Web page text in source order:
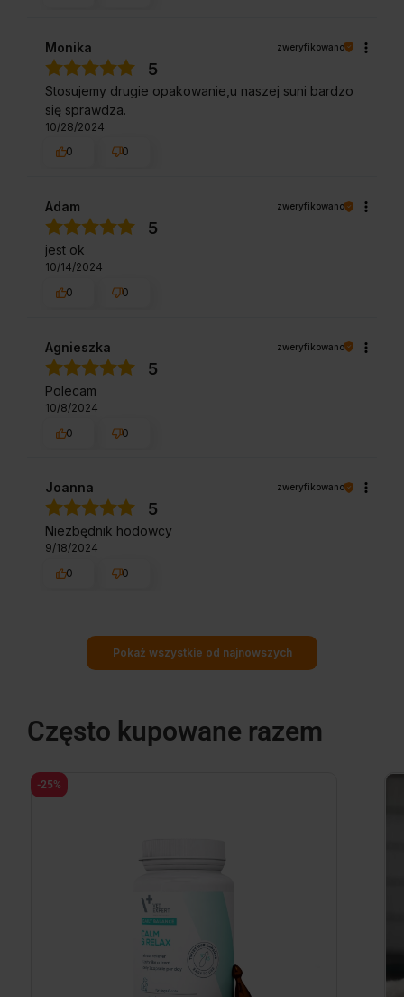
Monika zweryfikowano
5
Stosujemy drugie opakowanie,u naszej suni bardzo
się sprawdza.
10/28/2024
0
0
Adam zweryfikowano
5
jest ok
10/14/2024
0
0
Agnieszka zweryfikowano
5
Polecam
10/8/2024
0
0
Joanna zweryfikowano
5
Niezbędnik hodowcy
9/18/2024
0
0
Pokaż wszystkie od najnowszych
Często kupowane razem
-25%